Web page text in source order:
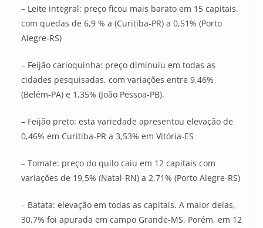
– Leite integral: preço ficou mais barato em 15 capitais,
com quedas de 6,9 % a (Curitiba-PR) a 0,51% (Porto
Alegre-RS)
– Feijão carioquinha: preço diminuiu em todas as
cidades pesquisadas, com variações entre 9,46%
(Belém-PA) e 1,35% (João Pessoa-PB).
– Feijão preto: esta variedade apresentou elevação de
0,46% em Curitiba-PR a 3,53% em Vitória-ES
– Tomate: preço do quilo caiu em 12 capitais com
variações de 19,5% (Natal-RN) a 2,71% (Porto Alegre-RS)
– Batata: elevação em todas as capitais. A maior delas,
30,7% foi apurada em campo Grande-MS. Porém, em 12